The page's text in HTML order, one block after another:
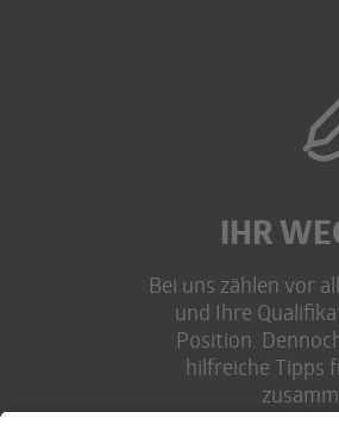
IHR
Bei uns zählen vor
und Ihre
Position.
hilfreiche Tipps